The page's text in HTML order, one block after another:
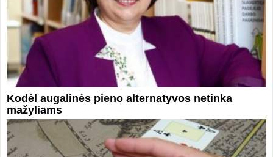
Kodėl augalinės pieno alternatyvos netinka
mažyliams